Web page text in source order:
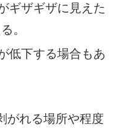
ギザギザに見えた
。
低下する場合もあ
がれる場所や程度